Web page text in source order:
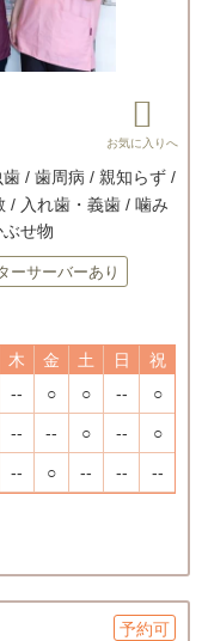
/ 歯周病 / 親知らず /
/ 入れ歯・義歯 / 噛み
せ物
ーサーバーあり
木 金 土 日
祝
-- ○ ○ -- ○
-- -- ○ -- ○
-- ○ -- -- --
予約可